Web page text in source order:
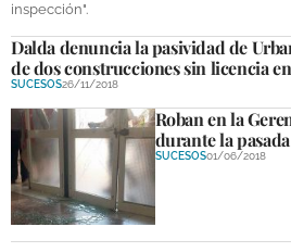
inspección".
Dalda denuncia la pasividad de
de dos construcciones sin licencia
SUCESOS26/11/2018
Roban en la
durante la
SUCESOS01/06/2018